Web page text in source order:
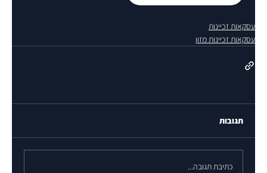
עסקאות זכיינות
עסקאות זכיינות מזון
תגובות
כתיבת תגובה...